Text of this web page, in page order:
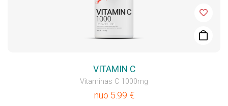
VITAMIN C
Vitaminas C 1000mg
nuo 5.99 €